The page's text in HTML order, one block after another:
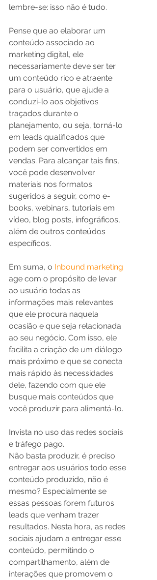
lembre-se: isso não é tudo.
Pense que ao elaborar um
conteúdo associado ao
marketing digital, ele
necessariamente deve ser ter
um conteúdo rico e atraente
para o usuário, que ajude a
conduzi-lo aos objetivos
traçados durante o
planejamento, ou seja, torná-lo
em leads qualificados que
podem ser convertidos em
vendas. Para alcançar tais fins,
você pode desenvolver
materiais nos formatos
sugeridos a seguir, como e-
books, webinars, tutoriais em
vídeo, blog posts, infográficos,
além de outros conteúdos
específicos.
Em suma, o Inbound marketing
age com o propósito de levar
ao usuário todas as
informações mais relevantes
que ele procura naquela
ocasião e que seja relacionada
ao seu negócio. Com isso, ele
facilita a criação de um diálogo
mais próximo e que se conecta
mais rápido às necessidades
dele, fazendo com que ele
busque mais conteúdos que
você produzir para alimentá-lo.
Invista no uso das redes sociais
e tráfego pago.
Não basta produzir, é preciso
entregar aos usuários todo esse
conteúdo produzido, não é
mesmo? Especialmente se
essas pessoas forem futuros
leads que venham trazer
resultados. Nesta hora, as redes
sociais ajudam a entregar esse
conteúdo, permitindo o
compartilhamento, além de
interações que promovem o